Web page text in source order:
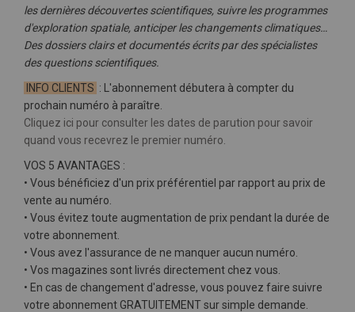
les dernières découvertes scientifiques, suivre les programmes
d'exploration spatiale, anticiper les changements climatiques…
Des dossiers clairs et documentés écrits par des spécialistes
des questions scientifiques.
INFO CLIENTS : L'abonnement débutera à compter du
prochain numéro à paraître.
Cliquez ici pour consulter les dates de parution pour savoir
quand vous recevrez le premier numéro.
VOS 5 AVANTAGES :
• Vous bénéficiez d'un prix préférentiel par rapport au prix de
vente au numéro.
• Vous évitez toute augmentation de prix pendant la durée de
votre abonnement.
• Vous avez l'assurance de ne manquer aucun numéro.
• Vos magazines sont livrés directement chez vous.
• En cas de changement d'adresse, vous pouvez faire suivre
votre abonnement GRATUITEMENT sur simple demande.